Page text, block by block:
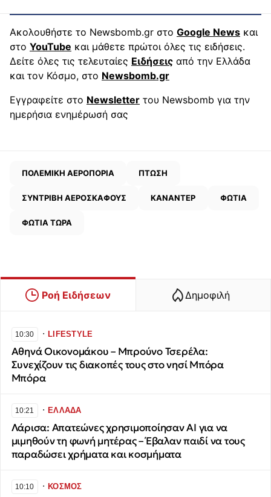
Ακολουθήστε το Newsbomb.gr στο Google News και
στο YouTube και μάθετε πρώτοι όλες τις ειδήσεις.
Δείτε όλες τις τελευταίες Ειδήσεις από την Ελλάδα
και τον Κόσμο, στο Newsbomb.gr
Εγγραφείτε στο Newsletter του Newsbomb για την
ημερήσια ενημέρωσή σας
ΠΟΛΕΜΙΚΗ ΑΕΡΟΠΟΡΙΑ ΠΤΩΣΗ
ΣΥΝΤΡΙΒΗ ΑΕΡΟΣΚΑΦΟΥΣ ΚΑΝΑΝΤΕΡ ΦΩΤΙΑ
ΦΩΤΙΑ ΤΩΡΑ
Ροή Ειδήσεων Δημοφιλή
10:30 ∙LIFESTYLE
Αθηνά Οικονομάκου – Μπρούνο Τσερέλα:
Συνεχίζουν τις διακοπές τους στο νησί Μπόρα
Μπόρα
10:21 ∙ΕΛΛΑΔΑ
Λάρισα: Απατεώνες χρησιμοποίησαν AI για να
μιμηθούν τη φωνή μητέρας – Έβαλαν παιδί να τους
παραδώσει χρήματα και κοσμήματα
10:10 ∙ΚΟΣΜΟΣ